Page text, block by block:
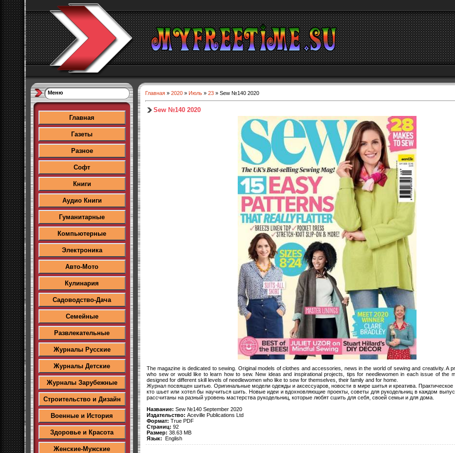
Меню
Главная
Газеты
Разное
Софт
Книги
Аудио Книги
Гуманитарные
Компьютерные
Электроника
Авто-Мото
Кулинария
Садоводство-Дача
Семейные
Развлекательные
Журналы Русские
Журналы Детские
Журналы Зарубежные
Строительство и Дизайн
Военные и История
Здоровье и Красота
Женские-Мужские
Главная » 2020 » Июль » 23 » Sew №140 2020
Sew №140 2020
The magazine is dedicated to sewing. Original models of clothes and accessories, news in the world of sewing and creativity. A
who sew or would like to learn how to sew. New ideas and inspirational projects, tips for needlewomen in each issue of the
designed for different skill levels of needlewomen who like to sew for themselves, their family and for home.
Журнал посвящен шитью. Оригинальные модели одежды и аксессуаров, новости в мире шитья и креатива. Практическое
кто шьет или хотел бы научиться шить. Новые идеи и вдохновляющие проекты, советы для рукодельниц в каждом
рассчитаны на разный уровень мастерства рукодельниц, которые любят сшить для себя, своей семьи и для дома.
Название: Sew №140 September 2020
Издательство: Aceville Publications Ltd
Формат: True PDF
Страниц: 92
Размер: 38.63 MB
Язык: English